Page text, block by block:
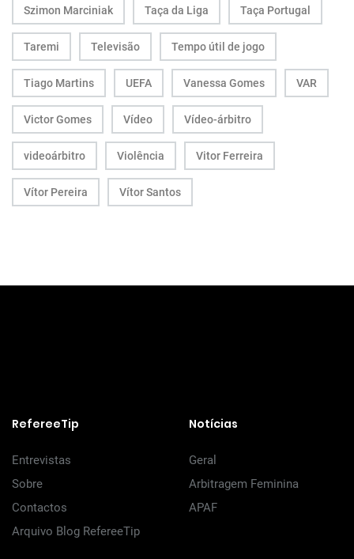
Szimon Marciniak Taça da Liga Taça Portugal
Taremi Televisão Tempo útil de jogo
Tiago Martins UEFA Vanessa Gomes VAR
Victor Gomes Vídeo Vídeo-árbitro
videoárbitro Violência Vitor Ferreira
Vítor Pereira Vítor Santos
RefereeTip
Entrevistas
Sobre
Contactos
Arquivo Blog RefereeTip
Notícias
Geral
Arbitragem Feminina
APAF